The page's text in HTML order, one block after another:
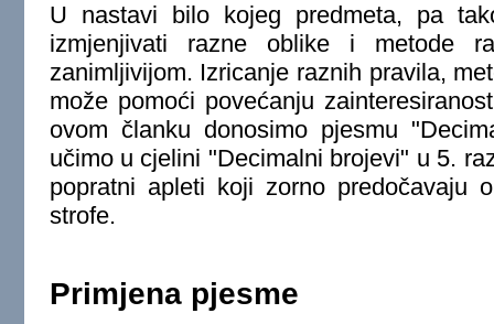
U nastavi bilo kojeg predmeta, pa
izmjenjivati razne oblike i metode
zanimljivijom. Izricanje raznih pravila,
može pomoći povećanju
ovom članku donosimo pjesmu
učimo u cjelini "Decimalni brojevi" u 5.
popratni apleti koji zorno predočavaju
strofe.
Primjena pjesme